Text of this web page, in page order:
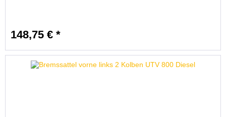
148,75 € *